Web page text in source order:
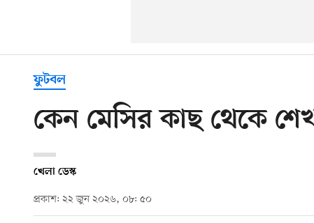
ফুটবল
কেন মেসির কাছ থেকে
খেলা ডেস্ক
প্রকাশ: ২২ জুন ২০২৬, ০৮: ৫০